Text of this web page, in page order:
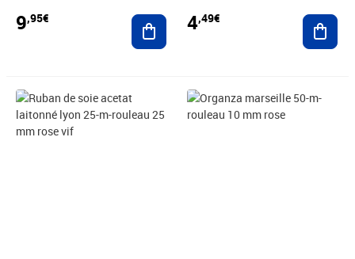
9,95€ Ajouter au panier
4,49€
Prix 7,60€ Prix 9,99€